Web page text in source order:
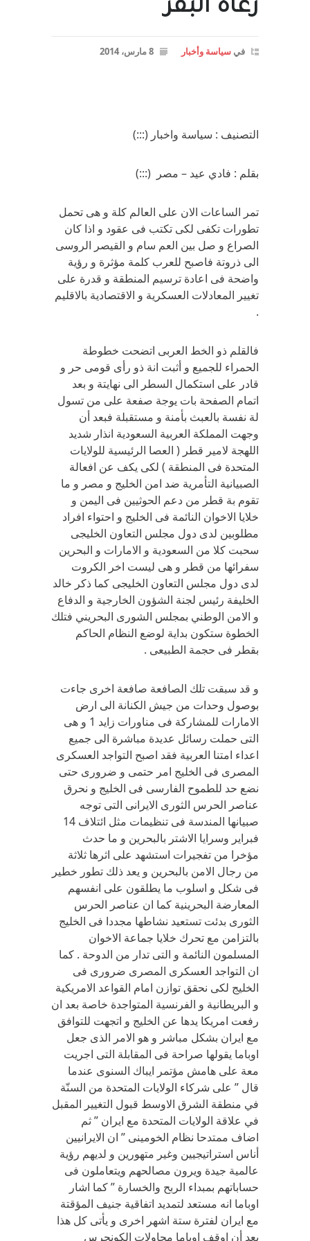
رعاة البقر
في سياسة وأخبار 8 مارس، 2014
التصنيف : سياسة واخبار (:::)
بقلم : فادي عيد – مصر (:::)
تمر الساعات الان على العالم كلة و هى تحمل
تطورات تكفى لكى تكتب فى عقود و اذا كان
الصراع و صل بين العم سام و القيصر الروسى
الى ذروتة فاصبح للعرب كلمة مؤثرة و رؤية
واضحة فى اعادة ترسيم المنطقة و قدرة على
تغيير المعادلات العسكرية و الاقتصادية بالاقليم
.
فالقلم ذو الخط العربى اتضحت خطوطة
الحمراء للجميع و أثبت انة ذو رأى قومى حر و
قادر على استكمال السطر الى نهايتة و بعد
اتمام الصفحة بات يوجة صفعة على من تسول
لة نفسة بالعبث بأمنة و مستقبلة فبعد أن
وجهت المملكة العربية السعودية انذار شديد
اللهجة لامير قطر ( العصا الرئيسية للولايات
المتحدة فى المنطقة ) لكى يكف عن افعالة
الصبيانية التأمرية ضد امن الخليج و مصر و ما
تقوم بة قطر من دعم الحوثيين فى اليمن و
خلايا الاخوان النائمة فى الخليج و احتواء افراد
مطلوبين لدى دول مجلس التعاون الخليجى
سحبت كلا من السعودية و الامارات و البحرين
سفرائها من قطر و هى ليست اخر الكروت
لدى دول مجلس التعاون الخليجى كما ذكر خالد
الخليفة رئيس لجنة الشؤون الخارجية و الدفاع
و الامن الوطني بمجلس الشورى البحريني فتلك
الخطوة ستكون بداية لوضع النظام الحاكم
بقطر فى حجمة الطبيعى .
و قد سبقت تلك الصافعة صافعة اخرى جاءت
بوصول وحدات من جيش الكنانة الى ارض
الامارات للمشاركة فى مناورات زايد 1 و هى
التى حملت رسائل عديدة مباشرة الى جميع
اعداء امتنا العربية فقد اصبح التواجد العسكرى
المصرى فى الخليج امر حتمى و ضرورى حتى
نضع حد للطموح الفارسى فى الخليج و نحرق
عناصر الحرس الثورى الايرانى التى توجه
صبيانها المندسة فى تنظيمات مثل ائتلاف 14
فبراير وسرايا الاشتر بالبحرين و ما حدث
مؤخرا من تفجيرات استشهد على اثرها ثلاثة
من رجال الامن بالبحرين و يعد ذلك تطور خطير
فى شكل و اسلوب ما يطلقون على انفسهم
المعارضة البحرينية كما ان عناصر الحرس
الثورى بدئت تستعيد نشاطها مجددا فى الخليج
بالتزامن مع تحرك خلايا جماعة الاخوان
المسلمون النائمة و التى تدار من الدوحة . كما
ان التواجد العسكرى المصرى ضرورى فى
الخليج لكى نحقق توازن امام القواعد الامريكية
و البريطانية و الفرنسية المتواجدة خاصة بعد ان
رفعت امريكا يدها عن الخليج و اتجهت للتوافق
مع ايران بشكل مباشر و هو الامر الذى جعل
اوباما يقولها صراحة فى المقابلة التى اجريت
معة على هامش مؤتمر ايباك السنوى عندما
قال ” على شركاء الولايات المتحدة من السنّة
في منطقة الشرق الاوسط قبول التغيير المقبل
في علاقة الولايات المتحدة مع ايران ” ثم
اضاف ممتدحا نظام الخومينى ” ان الايرانيين
أناس استراتيجيين وغير متهورين و لديهم رؤية
عالمية جيدة ويرون مصالحهم ويتعاملون فى
حساباتهم بمبداء الربح والخسارة ” كما اشار
اوباما انه مستعد لتمديد اتفاقية جنيف المؤقتة
مع ايران لفترة ستة اشهر اخرى و يأتى كل هذا
بعد أن اوقف اوباما محاولات الكونجرس